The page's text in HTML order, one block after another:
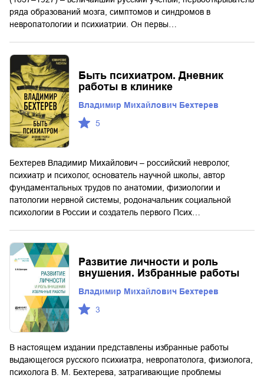
ряда образований мозга, симптомов и синдромов в
невропатологии и психиатрии. Он первы…
Быть психиатром. Дневник
работы в клинике
Владимир Михайлович Бехтерев
5
Бехтерев Владимир Михайлович – российский невролог,
психиатр и психолог, основатель научной школы, автор
фундаментальных трудов по анатомии, физиологии и
патологии нервной системы, родоначальник социальной
психологии в России и создатель первого Псих…
Развитие личности и роль
внушения. Избранные работы
Владимир Михайлович Бехтерев
3
В настоящем издании представлены избранные работы
выдающегося русского психиатра, невропатолога, физиолога,
психолога В. М. Бехтерева, затрагивающие проблемы